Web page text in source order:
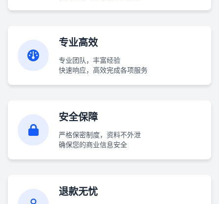
专业高效
专业团队，丰富经验
快速响应，高效完成各项服务
安全保障
严格保密制度，资料不外泄
确保您的商业信息安全
退款无忧